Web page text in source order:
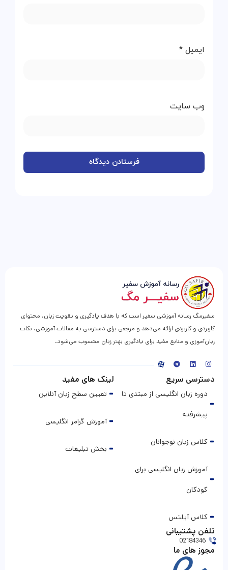
ایمیل *
وب‌ سایت
سفیرمگ رسانه آموزشی سفیر است که با هدف یادگیری و تقویت زبان، محتوای
کاربردی و کاربردی ارائه می‌دهد و مرجعی برای دسترسی به مقالات آموزشی، نکات
زبان‌آموزی و منابع مفید برای یادگیری بهتر زبان محسوب می‌شود.
دسترسی سریع
دوره زبان انگلیسی از مبتدی تا
پیشرفته
کلاس زبان نوجوانان
آموزش زبان انگلیسی برای
کودکان
کلاس آیلتس
لینک های مفید
تعیین سطح زبان آنلاین
آموزش گرامر انگلیسی
بخش تبلیغات
تلفن پشتیبانی
02184346
مجوز های ما